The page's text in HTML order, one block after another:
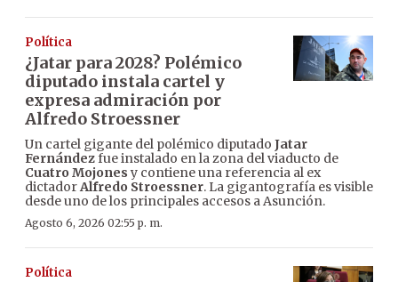
Política
¿Jatar para 2028? Polémico
diputado instala cartel y
expresa admiración por
Alfredo Stroessner
Un cartel gigante del polémico diputado Jatar
Fernándezfue instalado en la zona del viaducto de
Cuatro Mojones y contiene una referencia al ex
dictadorAlfredo Stroessner. La gigantografía es visible
desde uno de los principales accesos a Asunción.
Agosto 6, 2026 02:55 p. m.
Política